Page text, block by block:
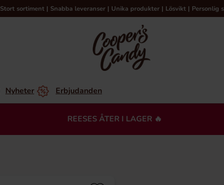
Stort sortiment | Snabba leveranser | Unika produkter | Lösvikt | Personlig
Nyheter Erbjudanden
REESES ÅTER I LAGER 🔥